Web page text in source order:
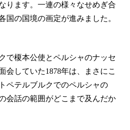
ります。一連の様々なせめぎ合
国の国境の画定が進みました。
で榎本公使とペルシャのナッセ
会していた1878年は、まさにこ
ペテルブルクでのペルシャの
会話の範囲がどこまで及んだか